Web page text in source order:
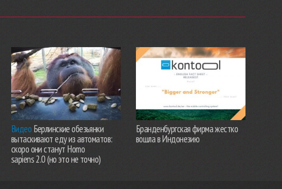
Видео Берлинские обезьянки
вытаскивают еду из автоматов:
скоро они станут Homo
sapiens 2.0 (но это не точно)
Бранденбургская фирма жестко
вошла в Индонезию